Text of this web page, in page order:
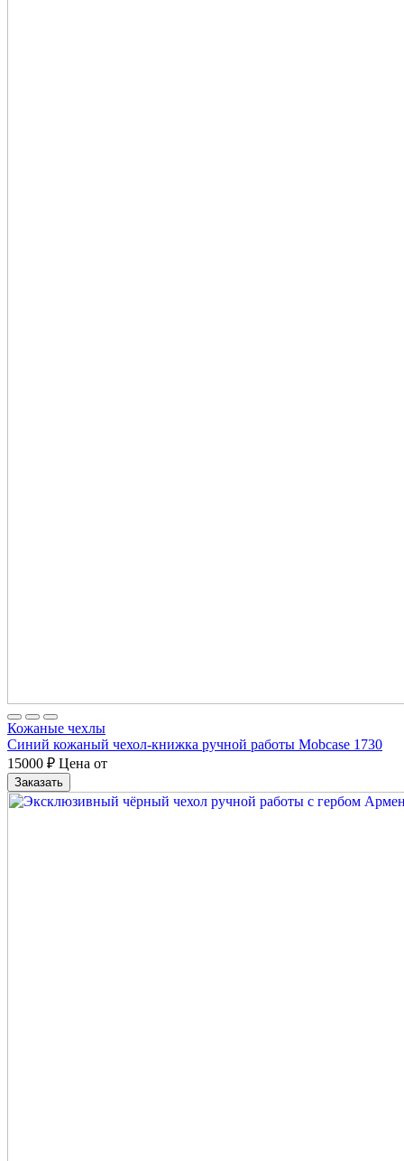
Кожаные чехлы
Синий кожаный чехол-книжка ручной работы Mobcase 1730
15000 ₽ Цена от
Заказать